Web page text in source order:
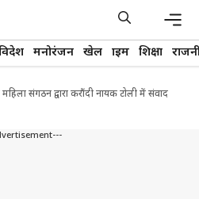
मनोरंजन खेल क्राइम शिक्षा
महिला संगठन द्वारा करौंदी नायक टोली में संवाद